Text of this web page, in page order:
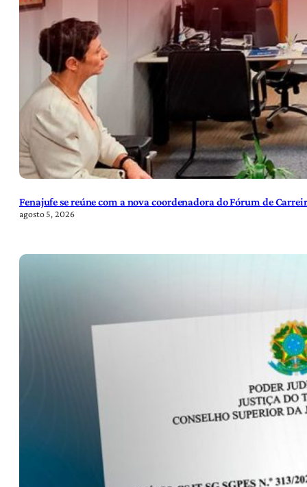
Fenajufe se reúne com a nova coordenadora do Fórum de
agosto 5, 2026